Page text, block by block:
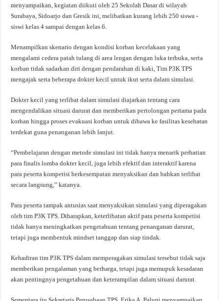
menyampaikan, kegiatan diikuti oleh 25 Sekolah Dasar di wilayah
Surabaya, Sidoarjo dan Gresik ini, melibatkan kurang lebih 250 siswa -
siswi kelas 4 sampai dengan kelas 6.
Menampilkan skenario dengan kondisi korban kecelakaan yang
mengalami cedera patah tulang di area lengan dengan luka terbuka, serta
korban tidak sadarkan diri dengan pendarahan di kaki, Tim P3K TPS
mengajak serta beberapa dokter kecil untuk ikut serta dalam simulasi.
Dokter kecil yang terlibat dalam simulasi diajarkan tentang cara
mengendalikan situasi darurat dan memberikan pertolongan pertama pada
korban hingga proses evakuasi korban untuk dibawa ke fasilitas kesehatan
terdekat guna penanganan lebih lanjut.
“Pembelajaran dengan metode simulasi ini tidak hanya menarik perhatian
para finalis lomba dokter kecil, juga lebih efektif dan interaktif karena
para peserta kompetisi berkesempatan menyaksikan dan bahkan terlibat
secara langsung,” katanya.
Para peserta tampak antusias saat menyaksikan simulasi yang diperagakan
oleh tim P3K TPS. Diharapkan, keterlibatan aktif para peserta kompetisi
tidak hanya meningkatkan pengetahuan tentang penanganan darurat,
tetapi juga membentuk mindset tanggap dan siap tindak.
Kehadiran tim P3K TPS dalam memperagakan simulasi tersebut tidak saja
memberikan pengalaman yang berharga, tetapi juga memupuk kesadaran
akan pentingnya pengetahuan dan keterampilan dalam situasi darurat.